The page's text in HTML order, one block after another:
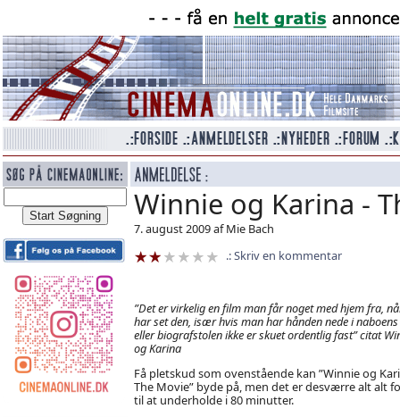
Winnie og Karina -
7. august 2009 af Mie Bach
Skriv en kommentar
”Det er virkelig en film man får noget med hjem fra,
har set den, især hvis man har hånden nede i
eller biografstolen ikke er skuet ordentlig fast” citat
og Karina
Få pletskud som ovenstående kan ”Winnie og
The Movie” byde på, men det er desværre alt alt
til at underholde i 80 minutter.